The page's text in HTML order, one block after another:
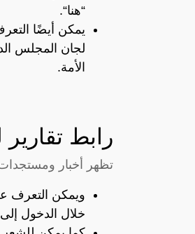
“هنا“.
يمكن أيضًا
لجان المجلس
الأمة.
رابط
تظهر أخبار ومستجدات
ويمكن التعرف
خلال الدخول